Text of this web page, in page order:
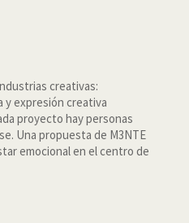
creativas:
y expresión creativa
proyecto hay personas
Una propuesta de M3NTE
emocional en el centro de